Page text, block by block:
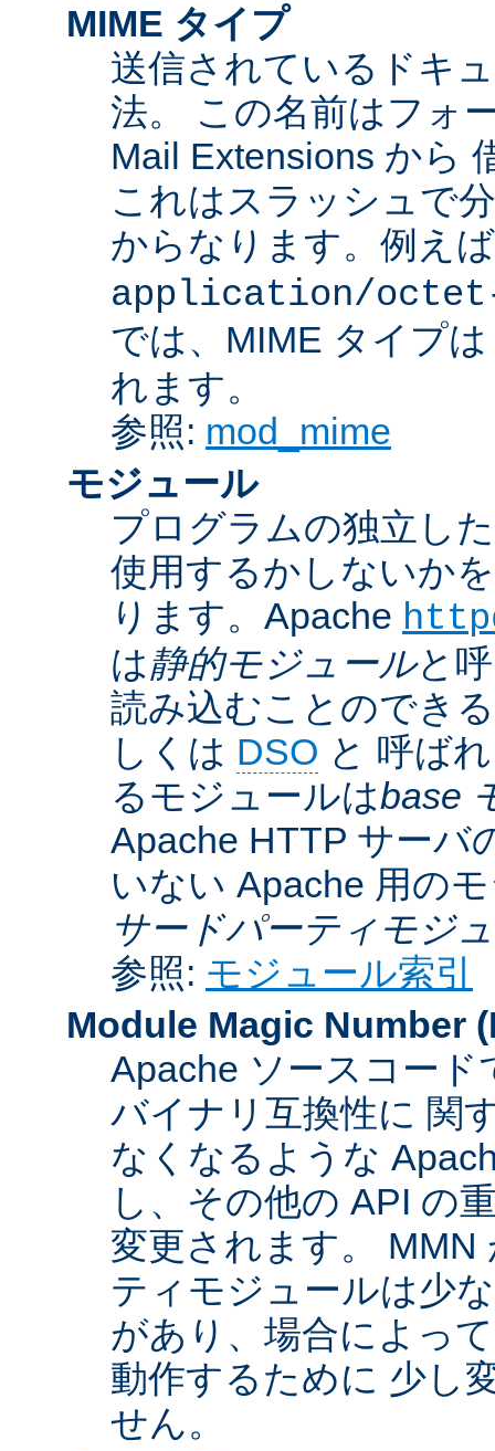
MIME タイプ
送信されているドキ
法。 この名前はフォ
Mail Extensions から
これはスラッシュで
からなります。例え
application/
では、MIME タイプ
れます。
参照: mod_mime
モジュール
プログラムの独立し
使用するかしないか
ります。Apache
は静的モジュールと
読み込むことのでき
しくは DSO と 呼ば
るモジュールはbase
Apache HTTP サーバ
いない Apache 用の
サードパーティモジ
参照: モジュール索引
Module Magic Number (
Apache ソースコー
バイナリ互換性に 関
なくなるような
し、その他の API の
変更されます。
ティモジュールは少
があり、場合によっ
動作するために 少し
せん。